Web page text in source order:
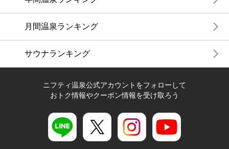
月間温泉ランキング
サウナランキング
ニフティ温泉公式アカウントをフォローして
おトク情報やクーポン情報を受け取ろう